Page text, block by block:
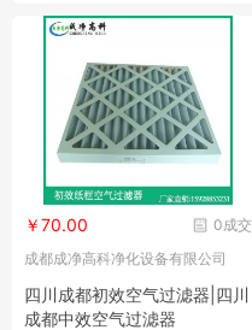
0成交
￥70.00
成都成净高科净化设备有限公司
四川成都初效空气过滤器|四川
成都中效空气过滤器